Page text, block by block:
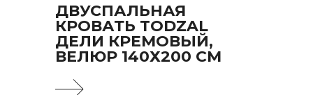
ДВУСПАЛЬНАЯ
КРОВАТЬ TODZAL
ДЕЛИ КРЕМОВЫЙ,
ВЕЛЮР 140Х200 СМ